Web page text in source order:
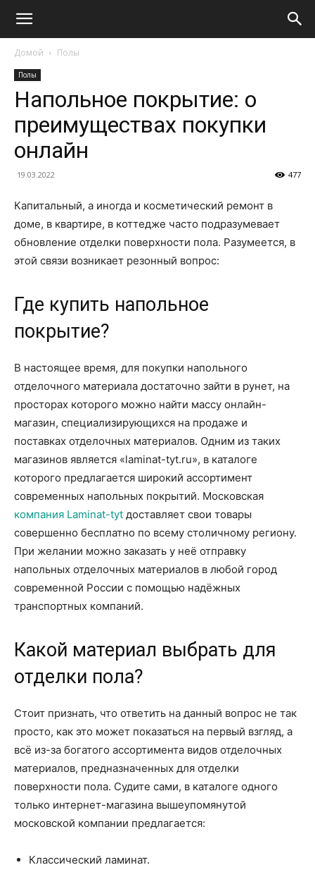
Домой Полы
Полы
Напольное покрытие: о
преимуществах покупки
онлайн
19.03.2022 477
Капитальный, а иногда и косметический ремонт в
доме, в квартире, в коттедже часто подразумевает
обновление отделки поверхности пола. Разумеется, в
этой связи возникает резонный вопрос:
Где купить напольное
покрытие?
В настоящее время, для покупки напольного
отделочного материала достаточно зайти в рунет, на
просторах которого можно найти массу онлайн-
магазин, специализирующихся на продаже и
поставках отделочных материалов. Одним из таких
магазинов является «laminat-tyt.ru», в каталоге
которого предлагается широкий ассортимент
современных напольных покрытий. Московская
компания Laminat-tyt доставляет свои товары
совершенно бесплатно по всему столичному региону.
При желании можно заказать у неё отправку
напольных отделочных материалов в любой город
современной России с помощью надёжных
транспортных компаний.
Какой материал выбрать для
отделки пола?
Стоит признать, что ответить на данный вопрос не так
просто, как это может показаться на первый взгляд, а
всё из-за богатого ассортимента видов отделочных
материалов, предназначенных для отделки
поверхности пола. Судите сами, в каталоге одного
только интернет-магазина вышеупомянутой
московской компании предлагается:
Классический ламинат.